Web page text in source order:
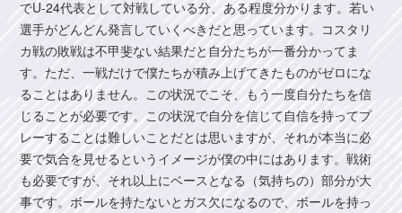
でU-24代表として対戦している分、ある程度分かります。若い
選手がどんどん発言していくべきだと思っています。コスタリ
カ戦の敗戦は不甲斐ない結果だと自分たちが一番分かってま
す。ただ、一戦だけで僕たちが積み上げてきたものがゼロにな
ることはありません。この状況でこそ、もう一度自分たちを信
じることが必要です。この状況で自分を信じて自信を持ってプ
レーすることは難しいことだとは思いますが、それが本当に必
要で気合を見せるというイメージが僕の中にはあります。戦術
も必要ですが、それ以上にベースとなる（気持ちの）部分が大
事です。ボールを持たないとガス欠になるので、ボールを持っ